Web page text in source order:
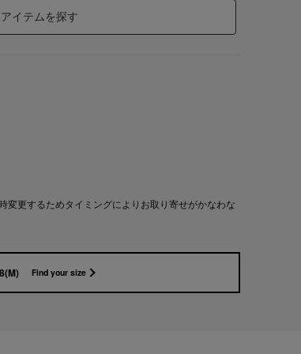
イテムを探す
変更するためタイミングによりお取り寄せがかなわな
Find your size